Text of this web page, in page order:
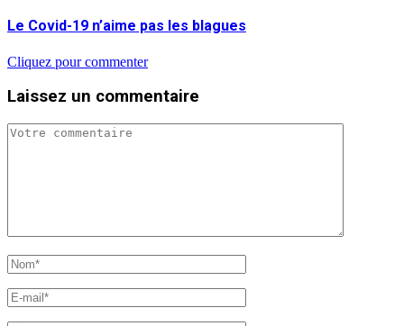
Le Covid-19 n’aime pas les blagues
Cliquez pour commenter
Laissez un commentaire